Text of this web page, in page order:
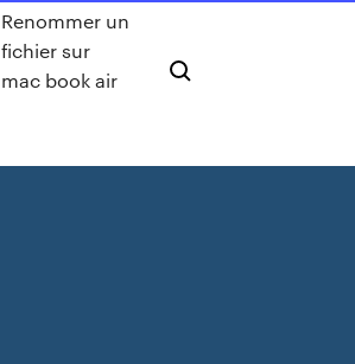
Renommer un
fichier sur
mac book air